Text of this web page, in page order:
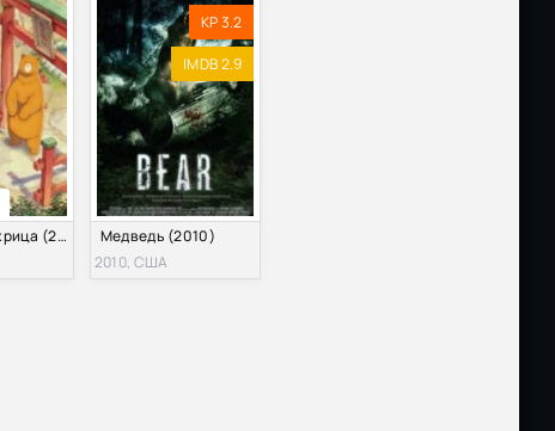
Медведь и жрица (2016)
KP 3.2
IMDB 2.9
Медведь (2010)
2010, США